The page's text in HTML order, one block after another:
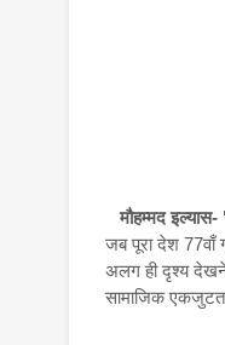
मौहम्मद
जब पूरा देश
अलग ही दृश्य देखने
सामाजिक